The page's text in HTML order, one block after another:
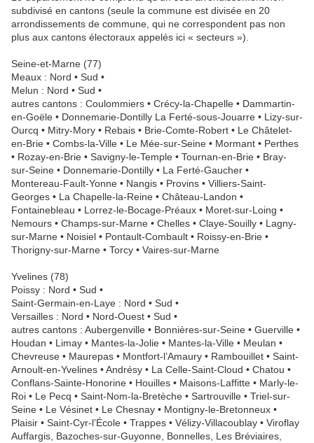
subdivisé en cantons (seule la commune est divisée en 20
arrondissements de commune, qui ne correspondent pas non
plus aux cantons électoraux appelés ici « secteurs »).
Seine-et-Marne (77)
Meaux : Nord • Sud •
Melun : Nord • Sud •
autres cantons : Coulommiers • Crécy-la-Chapelle • Dammartin-
en-Goële • Donnemarie-Dontilly La Ferté-sous-Jouarre • Lizy-sur-
Ourcq • Mitry-Mory • Rebais • Brie-Comte-Robert • Le Châtelet-
en-Brie • Combs-la-Ville • Le Mée-sur-Seine • Mormant • Perthes
• Rozay-en-Brie • Savigny-le-Temple • Tournan-en-Brie • Bray-
sur-Seine • Donnemarie-Dontilly • La Ferté-Gaucher •
Montereau-Fault-Yonne • Nangis • Provins • Villiers-Saint-
Georges • La Chapelle-la-Reine • Château-Landon •
Fontainebleau • Lorrez-le-Bocage-Préaux • Moret-sur-Loing •
Nemours • Champs-sur-Marne • Chelles • Claye-Souilly • Lagny-
sur-Marne • Noisiel • Pontault-Combault • Roissy-en-Brie •
Thorigny-sur-Marne • Torcy • Vaires-sur-Marne
Yvelines (78)
Poissy : Nord • Sud •
Saint-Germain-en-Laye : Nord • Sud •
Versailles : Nord • Nord-Ouest • Sud •
autres cantons : Aubergenville • Bonnières-sur-Seine • Guerville •
Houdan • Limay • Mantes-la-Jolie • Mantes-la-Ville • Meulan •
Chevreuse • Maurepas • Montfort-l’Amaury • Rambouillet • Saint-
Arnoult-en-Yvelines • Andrésy • La Celle-Saint-Cloud • Chatou •
Conflans-Sainte-Honorine • Houilles • Maisons-Laffitte • Marly-le-
Roi • Le Pecq • Saint-Nom-la-Bretèche • Sartrouville • Triel-sur-
Seine • Le Vésinet • Le Chesnay • Montigny-le-Bretonneux •
Plaisir • Saint-Cyr-l’École • Trappes • Vélizy-Villacoublay • Viroflay
Auffargis, Bazoches-sur-Guyonne, Bonnelles, Les Bréviaires,